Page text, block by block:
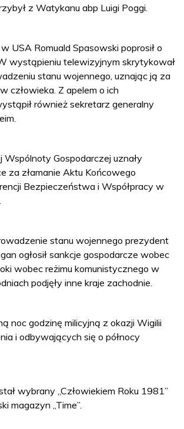
z Watykanu abp Luigi Poggi.
USA Romuald Spasowski poprosił o
wystąpieniu telewizyjnym skrytykował
stanu wojennego, uznając ją za
człowieka. Z apelem o ich
również sekretarz generalny
Wspólnoty Gospodarczej uznały
za złamanie Aktu Końcowego
Bezpieczeństwa i Współpracy w
stanu wojennego prezydent
ogłosił sankcje gospodarcze wobec
wobec reżimu komunistycznego w
podjęły inne kraje zachodnie.
noc godzinę milicyjną z okazji Wigilii
i odbywających się o północy
wybrany „Człowiekiem Roku 1981”
magazyn „Time”.